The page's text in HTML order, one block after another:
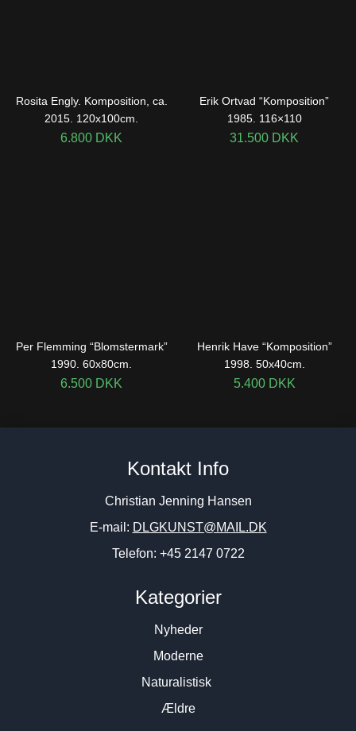
Rosita Engly. Komposition, ca.
2015. 120x100cm.
6.800 DKK
Erik Ortvad “Komposition”
1985. 116×110
31.500 DKK
Per Flemming “Blomstermark”
1990. 60x80cm.
6.500 DKK
Henrik Have “Komposition”
1998. 50x40cm.
5.400 DKK
Kontakt Info
Christian Jenning Hansen
E-mail: DLGKUNST@MAIL.DK
Telefon: +45 2147 0722
Kategorier
Nyheder
Moderne
Naturalistisk
Ældre